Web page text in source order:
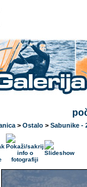
> Ostalo > Sabunike -